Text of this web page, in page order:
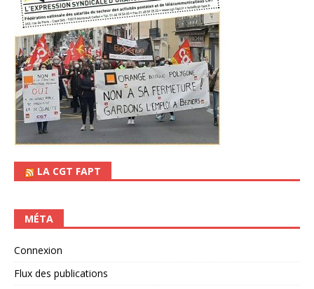
LA CGT FAPT
MÉTA
Connexion
Flux des publications